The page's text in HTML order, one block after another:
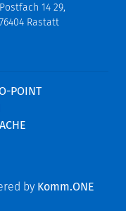
Postfach 14 29,
76404 Rastatt
POINT
by Komm.ONE